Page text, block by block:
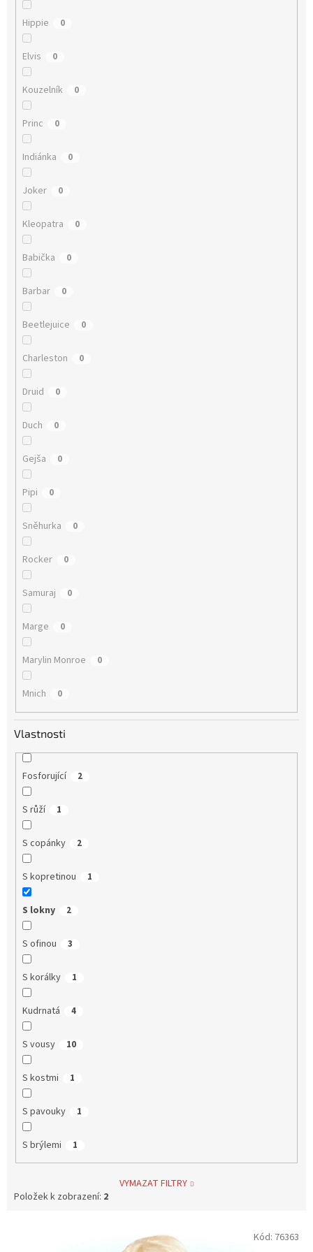
Hippie 0
Elvis 0
Kouzelník 0
Princ 0
Indiánka 0
Joker 0
Kleopatra 0
Babička 0
Barbar 0
Beetlejuice 0
Charleston 0
Druid 0
Duch 0
Gejša 0
Pipi 0
Sněhurka 0
Rocker 0
Samuraj 0
Marge 0
Marylin Monroe 0
Mnich 0
Vlastnosti
Fosforující 2
S růží 1
S copánky 2
S kopretinou 1
S lokny 2
S ofinou 3
S korálky 1
Kudrnatá 4
S vousy 10
S kostmi 1
S pavouky 1
S brýlemi 1
VYMAZAT FILTRY
Položek k zobrazení: 2
Kód: 76363